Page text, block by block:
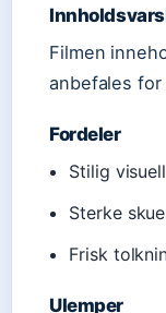
Filmen
anbefales
Fordeler
Stilig
Sterke
Frisk
Ulemper